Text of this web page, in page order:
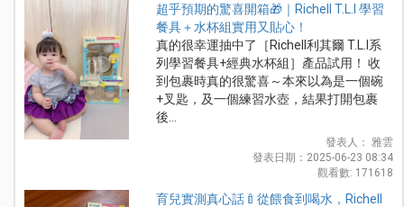
超乎預期的驚喜開箱🎁｜Richell T.L.I 學習
餐具＋水杯組實用又貼心！
真的很幸運抽中了［Richell利其爾 T.L.I系
列學習餐具+經典水杯組］產品試用！ 收
到包裹時真的很驚喜～本來以為是一個碗
+叉匙，及一個練習水壺，結果打開包裹
後...
發表人： 雅雲
發表日期：2025-06-23 08:34
觀看數: 171618
育兒實測真心話🍼從餵食到喝水，Richell